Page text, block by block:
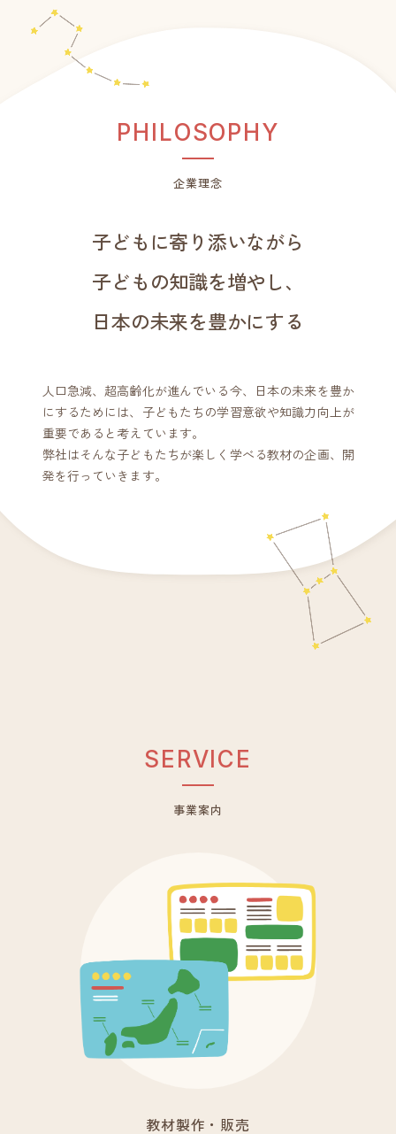
PHILOSOPHY
企業理念
子どもに寄り添いながら
子どもの知識を増やし、
日本の未来を豊かにする
人口急減、超高齢化が進んでいる今、日本の未来を豊か
にするためには、子どもたちの学習意欲や知識力向上が
重要であると考えています。
弊社はそんな子どもたちが楽しく学べる教材の企画、開
発を行っていきます。
SERVICE
事業案内
教材製作・販売